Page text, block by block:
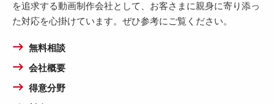
を追求する動画制作会社として、お客さまに親身に寄り添っ
た対応を心掛けています。ぜひ参考にご覧ください。
無料相談
会社概要
得意分野